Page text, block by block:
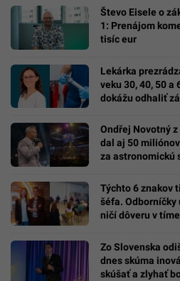
Števo Eisele o
1: Prenájom
tisíc eur
Lekárka
veku 30, 40, 50 a
dokážu odhaliť
Ondřej Novotný
dal aj 50
za astronomickú
Týchto 6 znakov
šéfa. Odborníčky
ničí dôveru v tíme
Zo Slovenska
dnes skúma
skúšať a zlyhať